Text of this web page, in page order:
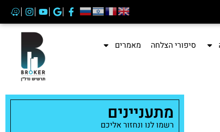
סיפורי הצלחה מאמרים
מתעניינים
רשמו לנו ונחזור אליכם